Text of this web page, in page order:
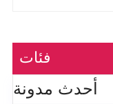
فئات
أحدث مدونة